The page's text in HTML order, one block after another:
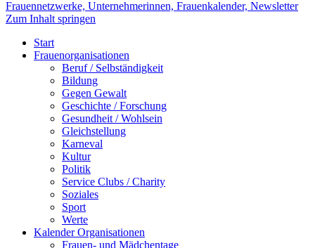
Kölner Frauenportal
Veranstaltungen für Kölnerinnen,
Frauennetzwerke, Unternehmerinnen,
Frauenkalender, Newsletter
Zum Inhalt springen
Start
Frauenorganisationen
Beruf / Selbständigkeit
Bildung
Gegen Gewalt
Geschichte / Forschung
Gesundheit / Wohlsein
Gleichstellung
Karneval
Kultur
Politik
Service Clubs / Charity
Soziales
Sport
Werte
Kalender Organisationen
Frauen- und Mädchentage